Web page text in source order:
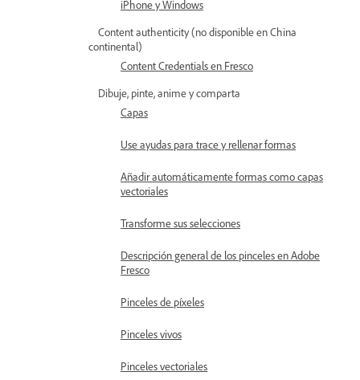
iPhone y Windows
Content authenticity (no disponible en China
continental)
Content Credentials en Fresco
Dibuje, pinte, anime y comparta
Capas
Use ayudas para trace y rellenar formas
Añadir automáticamente formas como capas
vectoriales
Transforme sus selecciones
Descripción general de los pinceles en Adobe
Fresco
Pinceles de píxeles
Pinceles vivos
Pinceles vectoriales